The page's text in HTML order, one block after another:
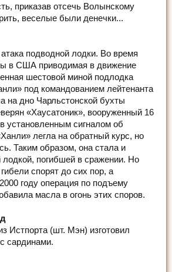
приказав отсечь Волынскому
веселые были денечки...
подводной лодки. Во время
в США приводимая в движение
шестовой миной подлодка
под командованием лейтенанта
дно Чарльстонской бухты
«Хаусатоник», вооруженный 16
установленным сигналом об
легла на обратный курс, но
Таким образом, она стала и
лодкой, погибшей в сражении. Но
спорят до сих пор, а
году операция по подъему
масла в огонь этих споров.
Истпорта (шт. Мэн) изготовил
сардинами.